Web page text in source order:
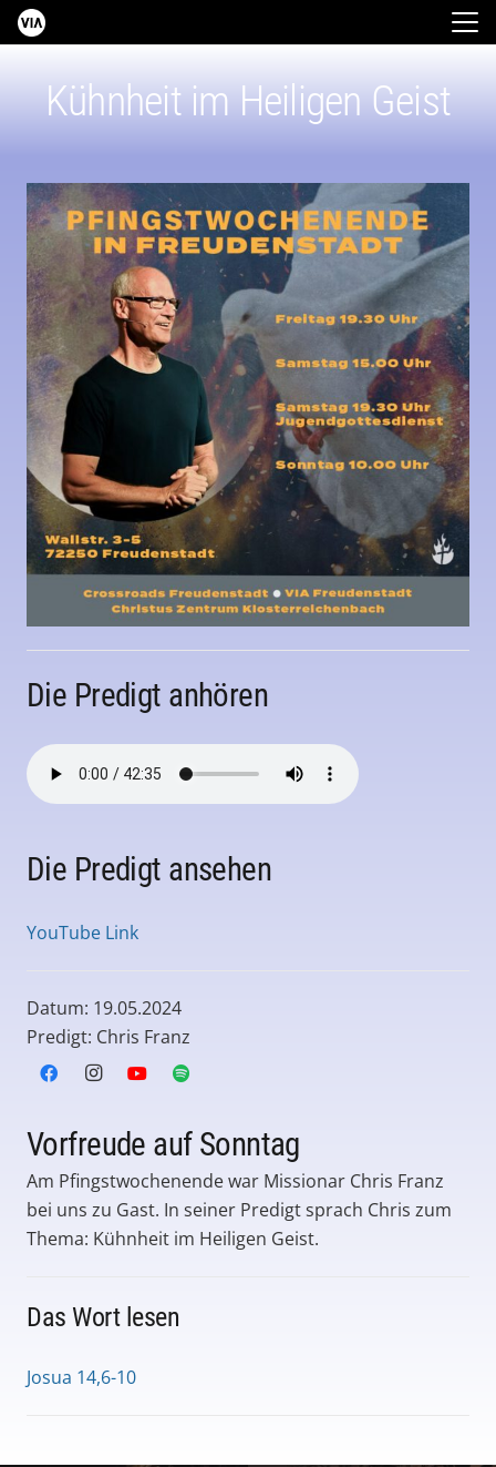
Kühnheit im Heiligen Geist
Die Predigt anhören
Die Predigt ansehen
YouTube Link
Datum: 19.05.2024
Predigt: Chris Franz
Vorfreude auf Sonntag
Am Pfingstwochenende war Missionar Chris Franz
bei uns zu Gast. In seiner Predigt sprach Chris zum
Thema: Kühnheit im Heiligen Geist.
Das Wort lesen
Josua 14,6-10